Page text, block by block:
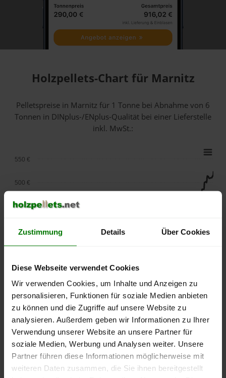
Zustimmung Details Über Cookies
Diese Webseite verwendet Cookies
Wir verwenden Cookies, um Inhalte und Anzeigen zu
personalisieren, Funktionen für soziale Medien anbieten
zu können und die Zugriffe auf unsere Website zu
analysieren. Außerdem geben wir Informationen zu Ihrer
Verwendung unserer Website an unsere Partner für
soziale Medien, Werbung und Analysen weiter. Unsere
Partner führen diese Informationen möglicherweise mit
weiteren Daten zusammen, die Sie ihnen bereitgestellt
Holzpellets-Chart für Marnitz
Pelletspreise in Marnitz für 1 Tonne bei Abnahmevon 6
Tonnen in DINplus-/ENplus-Qualität bei einer Lieferstelle
inkl. MwSt.:
lose Ware Sackware
September
Januar
Mai
250 €
400 €
450 €
500 €
550 €
Die aktuelle Preisentwicklung für Holzpellets in Deutschland
können Sie jederzeit auf unsererPelletspreise-Seite
nachvollziehen.